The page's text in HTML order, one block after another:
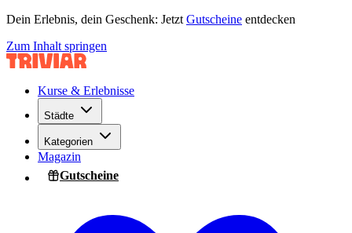
Dein Erlebnis, dein Geschenk: Jetzt Gutscheine entdecken
Zum Inhalt springen
Kurse & Erlebnisse
Städte
Kategorien
Magazin
Gutscheine